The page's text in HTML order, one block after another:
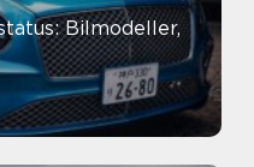
Bilmodeller,